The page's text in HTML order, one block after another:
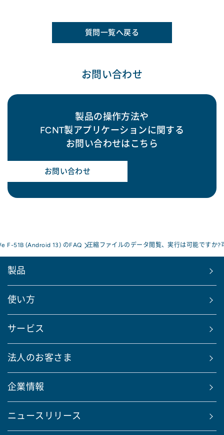
質問一覧へ戻る
お問い合わせ
製品の操作方法や
FCNT製アプリケーションに関する
お問い合わせはこちら
お問い合わせ
F-51B (Android 13) のFAQ 圧縮ファイルのデータ閲覧、実行は可能ですか
製品
使い方
サービス
法人のお客さま
企業情報
ニュースリリース